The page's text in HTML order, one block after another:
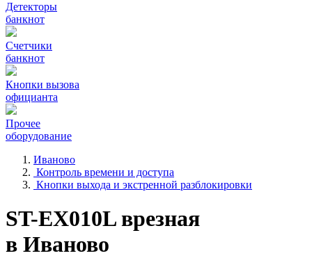
Детекторы
банкнот
Счетчики
банкнот
Кнопки вызова
официанта
Прочее
оборудование
Иваново
Контроль времени и доступа
Кнопки выхода и экстренной разблокировки
ST-EX010L врезная
в Иваново